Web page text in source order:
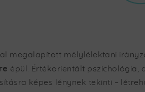
megalapított mélylélektani
épül. Értékorientált pszichológia,
képes lénynek tekinti –